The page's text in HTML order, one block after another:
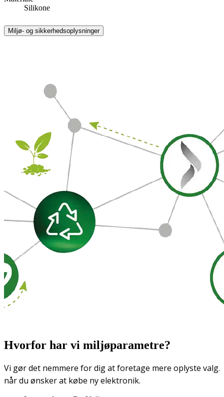
Silikone
Miljø- og sikkerhedsoplysninger
Hvorfor har vi miljøparametre?
Vi gør det nemmere for dig at foretage mere oplyste valg.
når du ønsker at købe ny elektronik.